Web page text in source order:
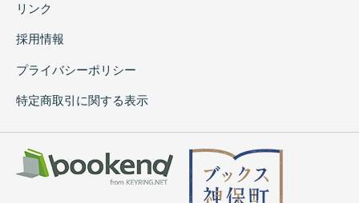
リンク
採用情報
プライバシーポリシー
特定商取引に関する表示